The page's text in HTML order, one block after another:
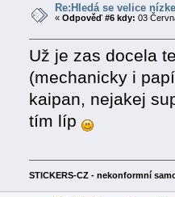
Re:Hledá se velice
«Odpověď #6 kdy: 03
Už je zas docela
(mechanicky i
kaipan, nejakej
tím líp
STICKERS-CZ - nekonformní